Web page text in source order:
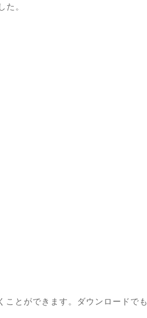
た。
とができます。ダウンロードでも